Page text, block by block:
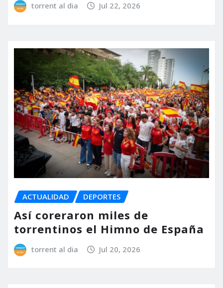
torrent al dia Jul 22, 2026
ACTUALIDAD DEPORTES
Así coreraron miles de
torrentinos el Himno de España
torrent al dia Jul 20, 2026